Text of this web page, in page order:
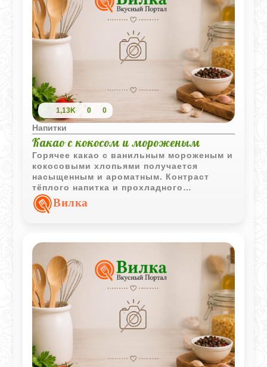
1,13K 0 0
Напитки
Какао с кокосом и мороженым
Горячее какао с ванильным мороженым и
кокосовыми хлопьями получается
насыщенным и ароматным. Контраст
тёплого напитка и прохладного
сливочного дополнения делает подачу
особенно приятной.
Вилка